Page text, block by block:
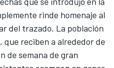
rinde homenaje al
del trazado. La población
reciben a alrededor de
de semana de gran